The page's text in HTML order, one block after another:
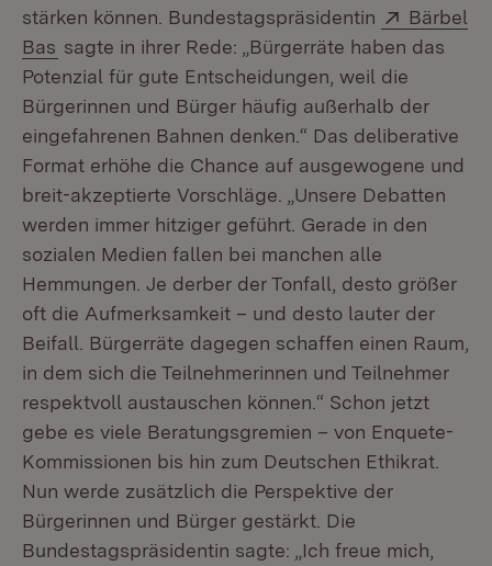
stärken können. Bundestagspräsidentin
Extern:
Bärbel
Bas (Öffnet in neuem Fenster)
sagte in ihrer Rede: „Bürgerräte haben das
Potenzial für gute Entscheidungen, weil die
Bürgerinnen und Bürger häufig außerhalb der
eingefahrenen Bahnen denken.“ Das deliberative
Format erhöhe die Chance auf ausgewogene und
breit-akzeptierte Vorschläge. „Unsere Debatten
werden immer hitziger geführt. Gerade in den
sozialen Medien fallen bei manchen alle
Hemmungen. Je derber der Tonfall, desto größer
oft die Aufmerksamkeit – und desto lauter der
Beifall. Bürgerräte dagegen schaffen einen Raum,
in dem sich die Teilnehmerinnen und Teilnehmer
respektvoll austauschen können.“ Schon jetzt
gebe es viele Beratungsgremien – von Enquete-
Kommissionen bis hin zum Deutschen Ethikrat.
Nun werde zusätzlich die Perspektive der
Bürgerinnen und Bürger gestärkt. Die
Bundestagspräsidentin sagte: „Ich freue mich,